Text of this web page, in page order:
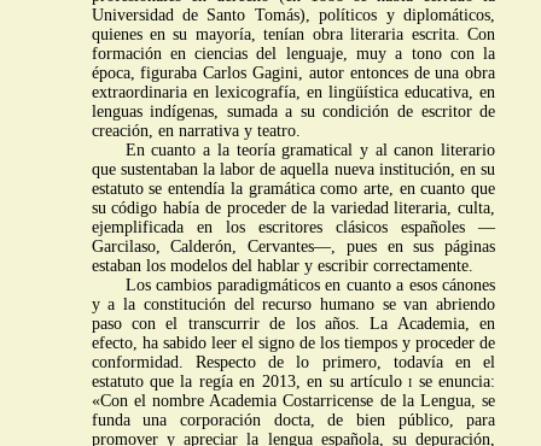
Universidad de Santo Tomás), políticos y diplomáticos,
quienes en su mayoría, tenían obra literaria escrita. Con
formación en ciencias del lenguaje, muy a tono con la
época, figuraba Carlos Gagini, autor entonces de una obra
extraordinaria en lexicografía, en lingüística educativa, en
lenguas indígenas, sumada a su condición de escritor de
creación, en narrativa y teatro.
En cuanto a la teoría gramatical y al canon literario
que sustentaban la labor de aquella nueva institución, en su
estatuto se entendía la gramática como arte, en cuanto que
su código había de proceder de la variedad literaria, culta,
ejemplificada en los escritores clásicos españoles —
Garcilaso, Calderón, Cervantes—, pues en sus páginas
estaban los modelos del hablar y escribir correctamente.
Los cambios paradigmáticos en cuanto a esos cánones
y a la constitución del recurso humano se van abriendo
paso con el transcurrir de los años. La Academia, en
efecto, ha sabido leer el signo de los tiempos y proceder de
conformidad. Respecto de lo primero, todavía en el
estatuto que la regía en 2013, en su artículoi se enuncia:
«Con el nombre Academia Costarricense de la Lengua, se
funda una corporación docta, de bien público, para
promover y apreciar la lengua española, su depuración,